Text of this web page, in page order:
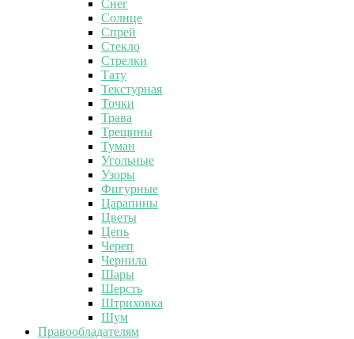
Снег
Солнце
Спрей
Стекло
Стрелки
Тату
Текстурная
Точки
Трава
Трещины
Туман
Угольные
Узоры
Фигурные
Царапины
Цветы
Цепь
Череп
Чернила
Шары
Шерсть
Штриховка
Шум
Правообладателям